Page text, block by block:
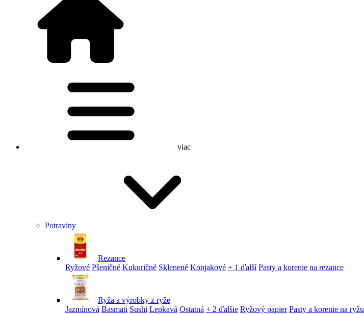
viac
Potraviny
Rezance
Ryžové Pšeničné Kukuričné Sklenené Konjakové + 1 ďalší Pasty a korenie na rezance
Ryža a výrobky z ryže
Jazmínová Basmati Sushi Lepkavá Ostatná + 2 ďalšie Ryžový papier Pasty a korenie na ryžu